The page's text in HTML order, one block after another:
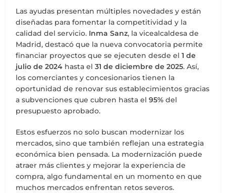
Las ayudas presentan múltiples novedades y están
diseñadas para fomentar la competitividad y la
calidad del servicio. Inma Sanz, la vicealcaldesa de
Madrid, destacó que la nueva convocatoria permite
financiar proyectos que se ejecuten desde el1 de
julio de 2024 hasta el31 de diciembre de 2025. Así,
los comerciantes y concesionarios tienen la
oportunidad de renovar sus establecimientos gracias
a subvenciones que cubren hasta el95% del
presupuesto aprobado.
Estos esfuerzos no solo buscan modernizar los
mercados, sino que también reflejan una estrategia
económica bien pensada. La modernización puede
atraer más clientes y mejorar la experiencia de
compra, algo fundamental en un momento en que
muchos mercados enfrentan retos severos.